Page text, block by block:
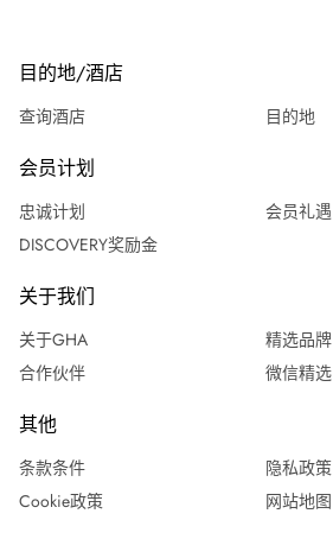
目的地/酒店
查询酒店 目的地
会员计划
忠诚计划
会员礼遇
DISCOVERY奖励金
关于我们
关于GHA
精选品牌
合作伙伴
微信精选
其他
条款条件
隐私政策
Cookie政策
网站地图